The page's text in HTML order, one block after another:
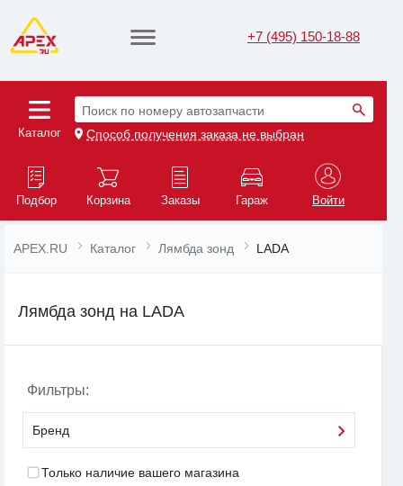
+7 (495) 150-18-88
Каталог
Поиск по номеру автозапчасти
Способ получения заказа не выбран
Подбор Корзина Заказы Гараж Войти
APEX.RU Каталог Лямбда зонд LADA
Лямбда зонд на LADA
Фильтры:
Бренд
Только наличие вашего магазина